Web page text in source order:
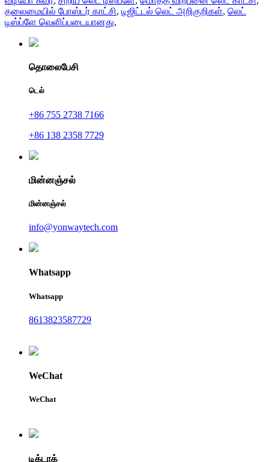
தலைமையில் போஸ்டர் காட்சி, டிஜிட்டல் லெட் அறிகுறிகள், லெட்
டிஸ்ப்ளே வெளிப்படையானது,
தொலைபேசி
டெல்
+86 755 2738 7166
+86 138 2358 7729
மின்னஞ்சல்
மின்னஞ்சல்
info@yonwaytech.com
Whatsapp
Whatsapp
8613823587729
WeChat
WeChat
டிக்டாக்